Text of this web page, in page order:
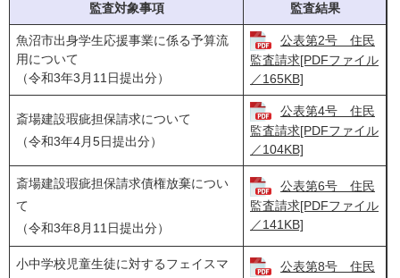
監査対象事項
監査結果
魚沼市出身学生応援事業に係る予算流
用について
（令和3年3月11日提出分）
公表第2号 住民
監査請求[PDFファイル
／165KB]
斎場建設瑕疵担保請求について
（令和3年4月5日提出分）
公表第4号 住民
監査請求[PDFファイル
／104KB]
斎場建設瑕疵担保請求債権放棄につい
て
（令和3年8月11日提出分）
公表第6号 住民
監査請求[PDFファイル
／141KB]
小中学校児童生徒に対するフェイスマ
公表第8号 住民